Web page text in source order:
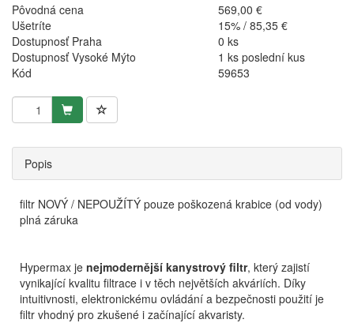
Pôvodná cena
569,00 €
Ušetríte
15% / 85,35 €
Dostupnosť Praha
0 ks
Dostupnosť Vysoké Mýto
1 ks poslední kus
Kód
59653
Popis
filtr NOVÝ / NEPOUŽÍTÝ pouze poškozená krabice (od vody)
plná záruka
Hypermax je nejmodernější kanystrový filtr, který zajistí
vynikající kvalitu filtrace i v těch největších akváriích. Díky
intuitivnosti, elektronickému ovládání a bezpečnosti použití je
filtr vhodný pro zkušené i začínající akvaristy.